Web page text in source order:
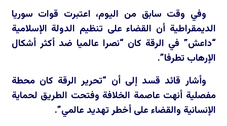
وفي وقت سابق من اليوم، اعتبرت قوات سوريا
الديمقراطية أن القضاء على تنظيم الدولة الإسلامية
“داعش” في الرقة كان “نصرا عالميا ضد أكثر أشكال
الإرهاب تطرفا”.
وأشار قائد قسد إلى أن “تحرير الرقة كان محطة
مفصلية أنهت عاصمة الخلافة وفتحت الطريق لحماية
الإنسانية والقضاء على أخطر تهديد عالمي”.